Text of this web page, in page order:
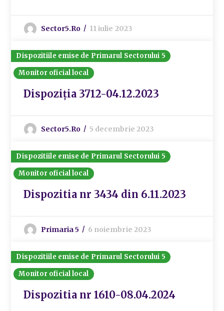
Sector5.ro 11 iulie 2023
Dispozitiile emise de Primarul Sectorului 5
Monitor oficial local
Dispoziția 3712-04.12.2023
Sector5.ro 5 decembrie 2023
Dispozitiile emise de Primarul Sectorului 5
Monitor oficial local
Dispozitia nr 3434 din 6.11.2023
Primaria 5 6 noiembrie 2023
Dispozitiile emise de Primarul Sectorului 5
Monitor oficial local
Dispozitia nr 1610-08.04.2024